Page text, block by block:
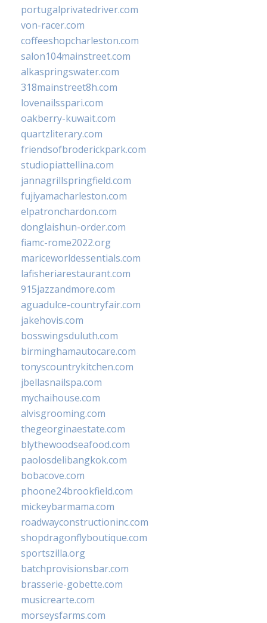
portugalprivatedriver.com
von-racer.com
coffeeshopcharleston.com
salon104mainstreet.com
alkaspringswater.com
318mainstreet8h.com
lovenailsspari.com
oakberry-kuwait.com
quartzliterary.com
friendsofbroderickpark.com
studiopiattellina.com
jannagrillspringfield.com
fujiyamacharleston.com
elpatronchardon.com
donglaishun-order.com
fiamc-rome2022.org
mariceworldessentials.com
lafisheriarestaurant.com
915jazzandmore.com
aguadulce-countryfair.com
jakehovis.com
bosswingsduluth.com
birminghamautocare.com
tonyscountrykitchen.com
jbellasnailspa.com
mychaihouse.com
alvisgrooming.com
thegeorginaestate.com
blythewoodseafood.com
paolosdelibangkok.com
bobacove.com
phoone24brookfield.com
mickeybarmama.com
roadwayconstructioninc.com
shopdragonflyboutique.com
sportszilla.org
batchprovisionsbar.com
brasserie-gobette.com
musicrearte.com
morseysfarms.com